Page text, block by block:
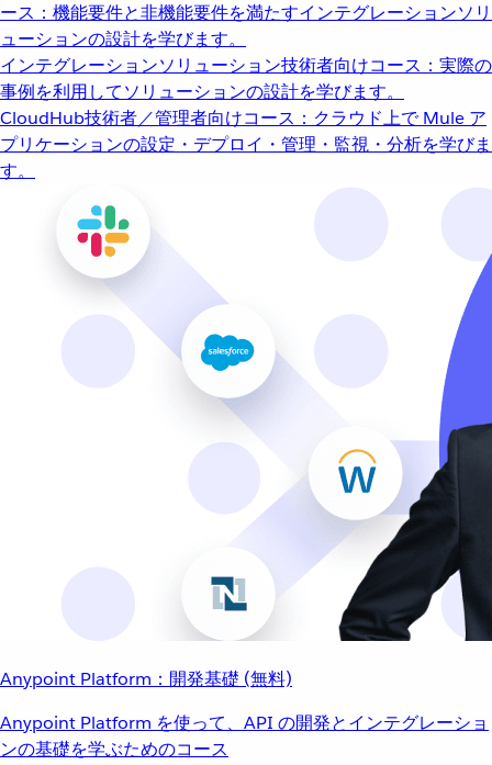
ース：機能要件と非機能要件を満たすインテグレーションソリ
ューションの設計を学びます。
インテグレーションソリューション技術者向けコース：実際の
事例を利用してソリューションの設計を学びます。
CloudHub技術者／管理者向けコース：クラウド上で Mule ア
プリケーションの設定・デプロイ・管理・監視・分析を学びま
す。
Anypoint Platform：開発基礎 (無料)
Anypoint Platform を使って、API の開発とインテグレーショ
ンの基礎を学ぶためのコース